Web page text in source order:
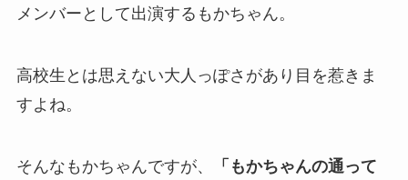
メンバーとして出演するもかちゃん。
高校生とは思えない大人っぽさがあり目を惹きま
すよね。
そんなもかちゃんですが、
「もかちゃんの通って